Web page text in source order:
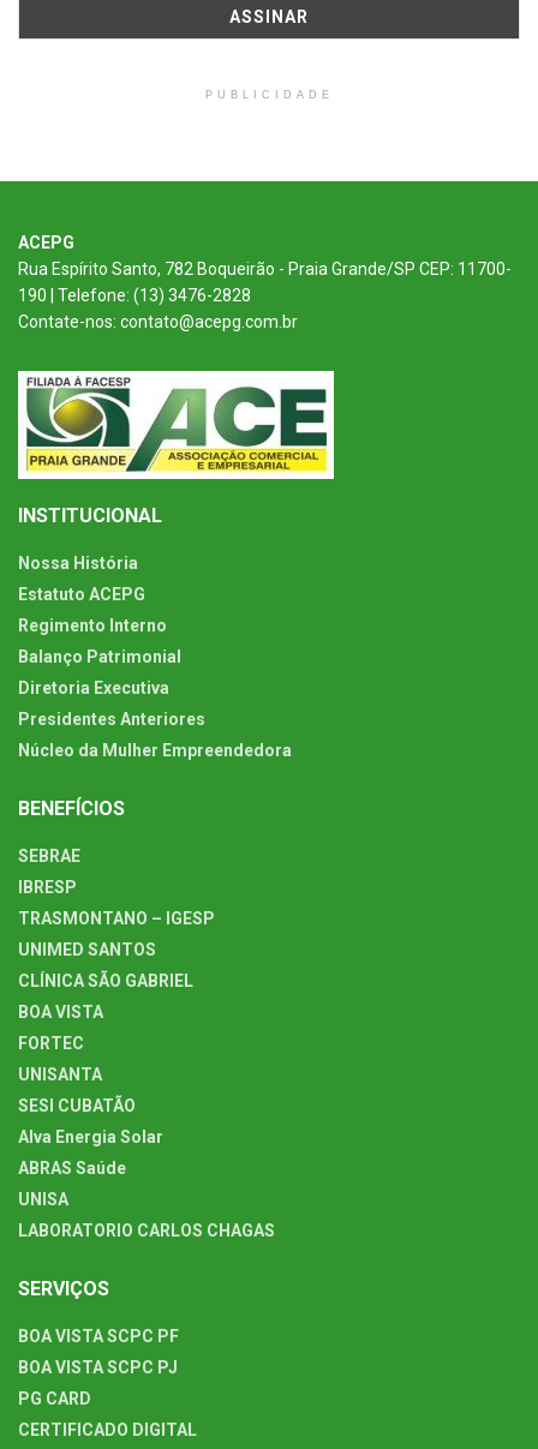
PUBLICIDADE
ACEPG
Rua Espírito Santo, 782 Boqueirão - Praia Grande/SP CEP: 11700-
190 | Telefone: (13) 3476-2828
Contate-nos: contato@acepg.com.br
INSTITUCIONAL
Nossa História
Estatuto ACEPG
Regimento Interno
Balanço Patrimonial
Diretoria Executiva
Presidentes Anteriores
Núcleo da Mulher Empreendedora
BENEFÍCIOS
SEBRAE
IBRESP
TRASMONTANO – IGESP
UNIMED SANTOS
CLÍNICA SÃO GABRIEL
BOA VISTA
FORTEC
UNISANTA
SESI CUBATÃO
Alva Energia Solar
ABRAS Saúde
UNISA
LABORATORIO CARLOS CHAGAS
SERVIÇOS
BOA VISTA SCPC PF
BOA VISTA SCPC PJ
PG CARD
CERTIFICADO DIGITAL